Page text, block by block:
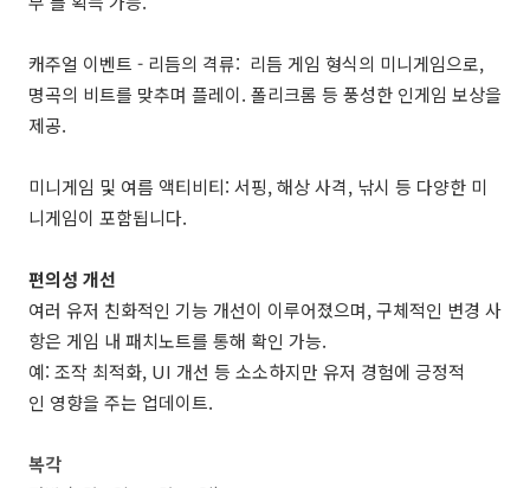
캐주얼 이벤트 - 리듬의 격류: 리듬 게임 형식의 미니게임으로,
명곡의 비트를 맞추며 플레이. 폴리크롬 등 풍성한 인게임 보상을
제공.
미니게임 및 여름 액티비티: 서핑, 해상 사격, 낚시 등 다양한 미
니게임이 포함됩니다.
편의성 개선
여러 유저 친화적인 기능 개선이 이루어졌으며, 구체적인 변경 사
항은 게임 내 패치노트를 통해 확인 가능.
예: 조작 최적화, UI 개선 등 소소하지만 유저 경험에 긍정적
인 영향을 주는 업데이트.
복각